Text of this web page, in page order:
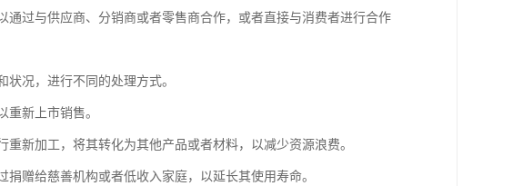
过与供应商、分销商或者零售商合作，或者直接与消费者进行合作
况，进行不同的处理方式。
新上市销售。
新加工，将其转化为其他产品或者材料，以减少资源浪费。
赠给慈善机构或者低收入家庭，以延长其使用寿命。